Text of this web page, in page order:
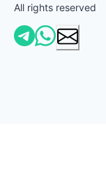
All rights reserved